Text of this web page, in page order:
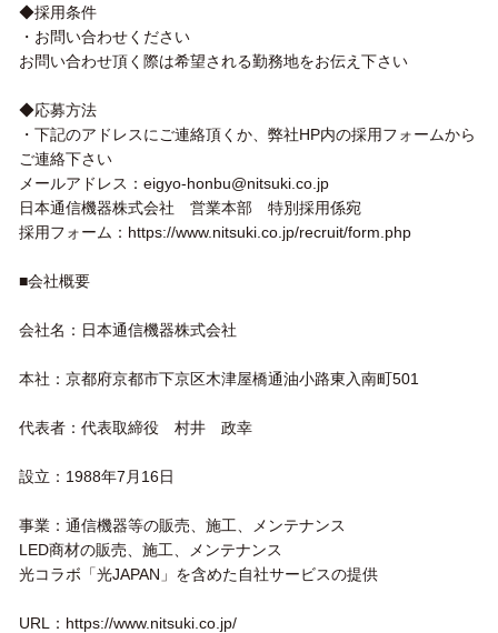
◆採用条件
・お問い合わせください
お問い合わせ頂く際は希望される勤務地をお伝え下さい
◆応募方法
・下記のアドレスにご連絡頂くか、弊社HP内の採用フォームから
ご連絡下さい
メールアドレス：eigyo-honbu@nitsuki.co.jp
日本通信機器株式会社 営業本部 特別採用係宛
採用フォーム：https://www.nitsuki.co.jp/recruit/form.php
■会社概要
会社名：日本通信機器株式会社
本社：京都府京都市下京区木津屋橋通油小路東入南町501
代表者：代表取締役 村井 政幸
設立：1988年7月16日
事業：通信機器等の販売、施工、メンテナンス
LED商材の販売、施工、メンテナンス
光コラボ「光JAPAN」を含めた自社サービスの提供
URL：https://www.nitsuki.co.jp/